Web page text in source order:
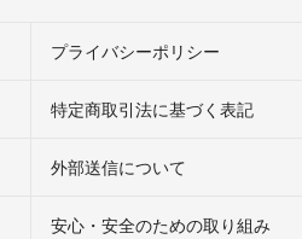
プライバシーポリシー
特定商取引法に基づく表記
外部送信について
安心・安全のための取り組み